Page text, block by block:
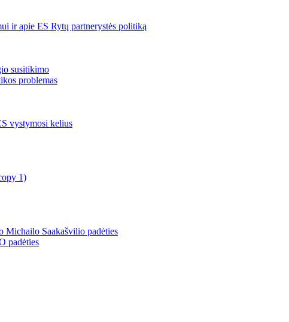
ir apie ES Rytų partnerystės politiką
susitikimo
problemas
vystymosi kelius
1)
Saakašvilio padėties
padėties